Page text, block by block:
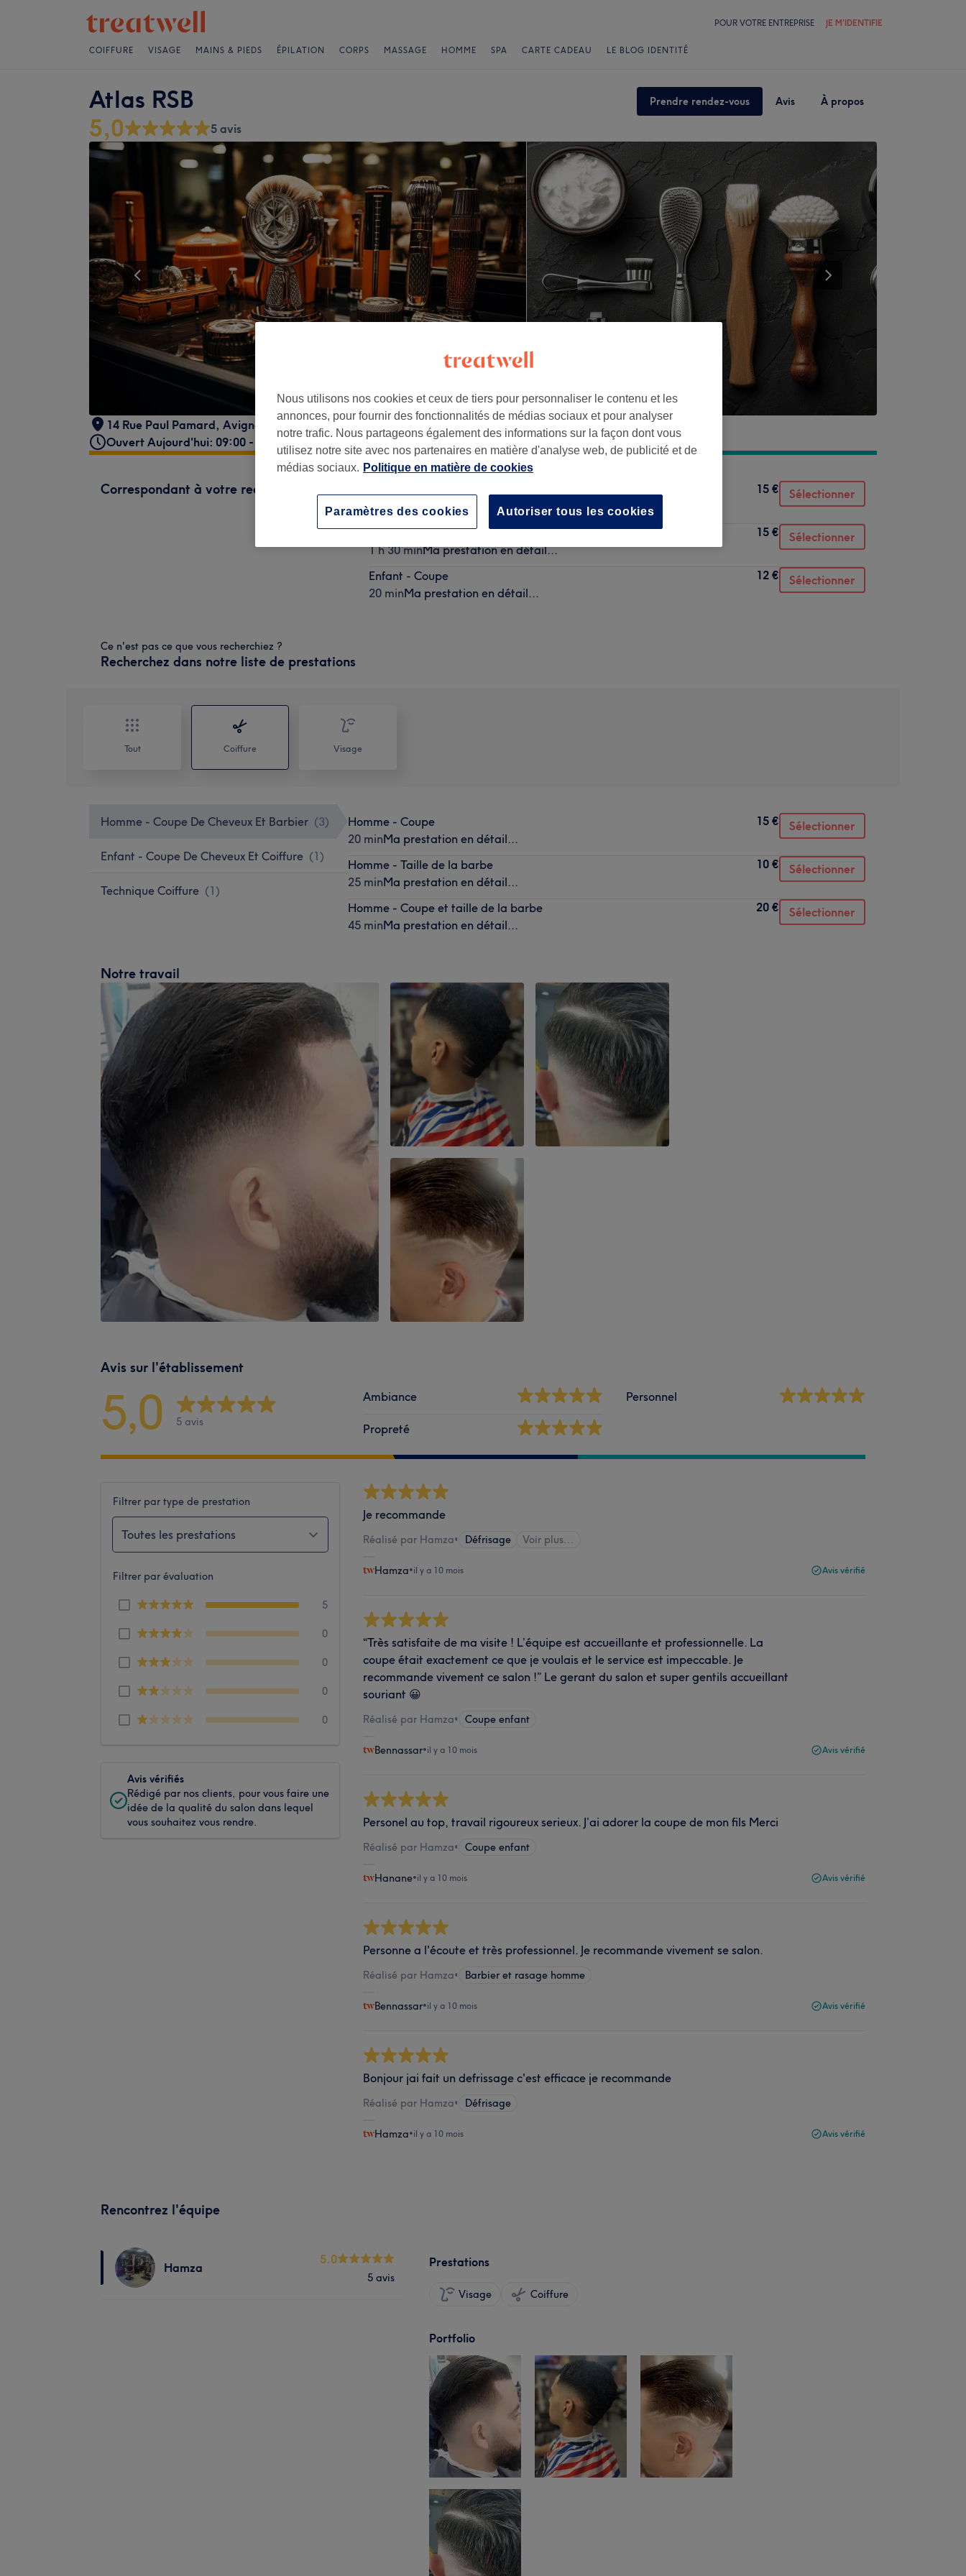
POUR VOTRE ENTREPRISE JE M'IDENTIFIE
COIFFURE VISAGE MAINS & PIEDS ÉPILATION CORPS MASSAGE HOMME SPA CARTE CADEAU LE BLOG IDENTITÉ
Atlas RSB Prendre rendez-vous Avis À propos
5,0 5 avis
14 Rue Paul Pamard, Avignon
84000
Ouvert Aujourd'hui: 09:00 - 20:00
Correspondant à votre recherche
20 minMa prestation en détail...
15 € Sélectionner
Homme - Défrisage
1 h 30 minMa prestation en détail...
15 € Sélectionner
Enfant - Coupe
20 minMa prestation en détail...
12 € Sélectionner
Ce n'est pas ce que vous recherchiez ?
Recherchez dans notre liste de prestations
Tout Coiffure Visage
Homme - Coupe De Cheveux Et Barbier (3)
Enfant - Coupe De Cheveux Et Coiffure (1)
Technique Coiffure (1)
Homme - Coupe
20 minMa prestation en détail...
15 € Sélectionner
Homme - Taille de la barbe
25 minMa prestation en détail...
10 € Sélectionner
Homme - Coupe et taille de la barbe
45 minMa prestation en détail...
20 € Sélectionner
Notre travail
Avis sur l'établissement
5,0 5 avis
Ambiance
Propreté
Personnel
Filtrer par type de prestation
Toutes les prestations
Filtrer par évaluation
5
0
0
0
0
Avis vérifiés
Rédigé par nos clients, pour vous faire une
idée de la qualité du salon dans lequel
vous souhaitez vous rendre.
Je recommande
Réalisé par Hamza• Défrisage Voir plus...
Hamza•il y a 10 mois Avis vérifié
“Très satisfaite de ma visite ! L’équipe est accueillante et professionnelle. La
coupe était exactement ce que je voulais et le service est impeccable. Je
recommande vivement ce salon !” Le gerant du salon et super gentils accueillant
souriant 😀
Réalisé par Hamza• Coupe enfant
Bennassar•il y a 10 mois Avis vérifié
Personel au top, travail rigoureux serieux. J’ai adorer la coupe de mon fils Merci
Réalisé par Hamza• Coupe enfant
Hanane•il y a 10 mois Avis vérifié
Personne a l'écoute et très professionnel. Je recommande vivement se salon.
Réalisé par Hamza• Barbier et rasage homme
Bennassar•il y a 10 mois Avis vérifié
Bonjour jai fait un defrissage c'est efficace je recommande
Réalisé par Hamza• Défrisage
Hamza•il y a 10 mois Avis vérifié
Rencontrez l'équipe
Hamza
5.0
5 avis
Prestations
Visage Coiffure
Portfolio
Nous utilisons nos cookies et ceux de tiers pour personnaliser le contenu et les
annonces, pour fournir des fonctionnalités de médias sociaux et pour analyser
notre trafic. Nous partageons également des informations sur la façon dont vous
utilisez notre site avec nos partenaires en matière d'analyse web, de publicité et de
médias sociaux. Politique en matière de cookies
Autoriser tous les cookies
Paramètres des cookies